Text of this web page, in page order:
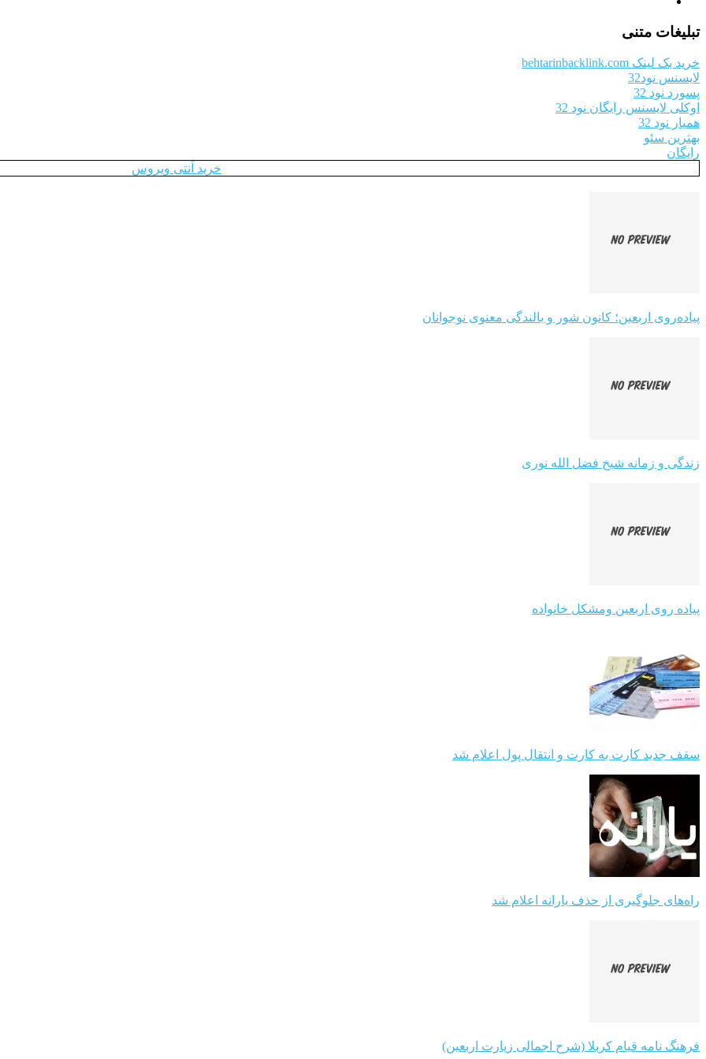
تبلیغات متنی
خرید بک لینک behtarinbacklink.com
لایسنس نود32
پسورد نود 32
اوکلی لایسنس رایگان نود 32
همیار نود 32
بهترین سئو
رایگان
خرید آنتی ویروس
پیاده‌روی اربعین؛ کانون شور و بالندگی معنوی نوجوانان
زندگی و زمانه شیخ فضل الله نوری
پیاده روی اربعین ومشکل خانواده
سقف جدید کارت به کارت و انتقال پول اعلام شد
راه‌های جلوگیری از حذف یارانه اعلام شد
فرهنگ نامه قیام کربلا (شرح اجمالی زیارت اربعین)